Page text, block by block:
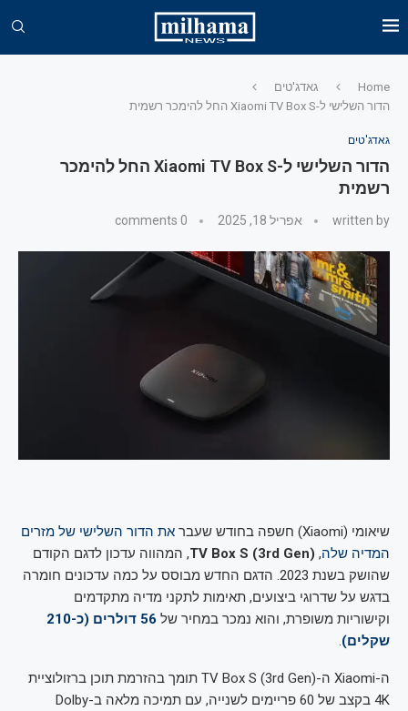
Home
גאדג'טים
הדור השלישי ל-Xiaomi TV Box S החל להימכר רשמית
גאדג'טים
הדור השלישי ל-Xiaomi TV Box S החל להימכר
רשמית
written by אפריל 18, 2025 0 comments
שיאומי (Xiaomi) חשפה בחודש שעבר
את הדור השלישי של מזרים
המדיה שלה,
TV Box S (3rd Gen), המהווה עדכון לדגם הקודם
שהושק בשנת 2023. הדגם החדש מבוסס על כמה עדכונים חומרה
בדגש על שדרוגי ביצועים, תאימות לתקני מדיה מתקדמים
וקישוריות משופרת, והוא נמכר במחיר של
56 דולרים (כ-210
שקלים).
ה-Xiaomi ה-TV Box S (3rd Gen) תומך בהזרמת תוכן ברזולוציית
4K בקצב של 60 פריימים לשנייה, עם תמיכה מלאה ב-Dolby